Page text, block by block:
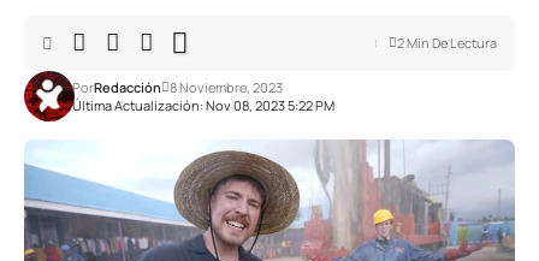
Última Actualización: Nov 08, 2023 5:22 PM
PorRedacción 8 Noviembre, 2023
2 Min De Lectura